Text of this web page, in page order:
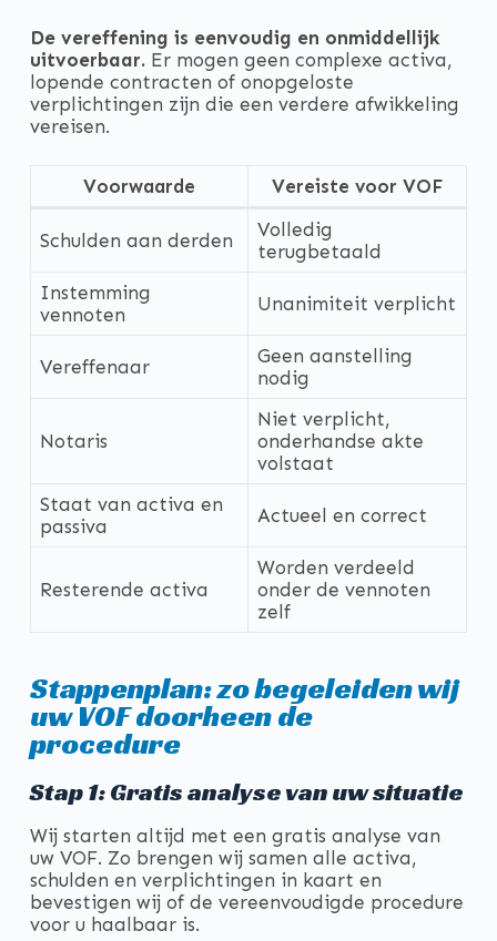
De vereffening is eenvoudig en onmiddellijk
uitvoerbaar.Er mogen geen complexe activa,
lopende contracten of onopgeloste
verplichtingen zijn die een verdere afwikkeling
vereisen.
Voorwaarde Vereiste voor VOF
Schulden aan derden
Volledig
terugbetaald
Instemming
vennoten
Unanimiteit verplicht
Vereffenaar
Geen aanstelling
nodig
Notaris
Niet verplicht,
onderhandse akte
volstaat
Staat van activa en
passiva
Actueel en correct
Resterende activa
Worden verdeeld
onder de vennoten
zelf
Stappenplan: zo begeleiden wij
uw VOF doorheen de
procedure
Stap 1: Gratis analyse van uw situatie
Wij starten altijd met een gratis analyse van
uw VOF. Zo brengen wij samen alle activa,
schulden en verplichtingen in kaart en
bevestigen wij of de vereenvoudigde procedure
voor u haalbaar is.